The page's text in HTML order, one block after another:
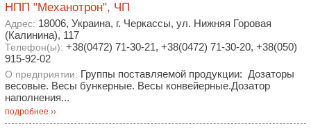
НПП "Механотрон", ЧП
Адрес: 18006, Украина, г. Черкассы, ул. Нижняя Горовая
(Калинина), 117
Телефон(ы): +38(0472) 71-30-21, +38(0472) 71-30-20, +38(050)
915-92-02
О предприятии: Группы поставляемой продукции: Дозаторы
весовые. Весы бункерные. Весы конвейерные.Дозатор
наполнения...
подробнее ››